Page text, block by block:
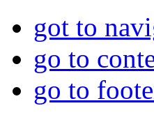
got to
go to
go to